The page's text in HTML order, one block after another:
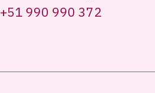
+51 990 990 372